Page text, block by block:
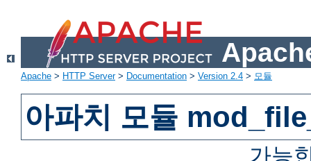
Apache > HTTP Server> Documentation > Version 2.4 > 모듈
아파치 모듈
가능